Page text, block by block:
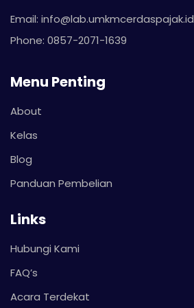
Email: info@lab.umkmcerdaspajak.id
Phone: 0857-2071-1639
Menu Penting
About
Kelas
Blog
Panduan Pembelian
Links
Hubungi Kami
FAQ’s
Acara Terdekat